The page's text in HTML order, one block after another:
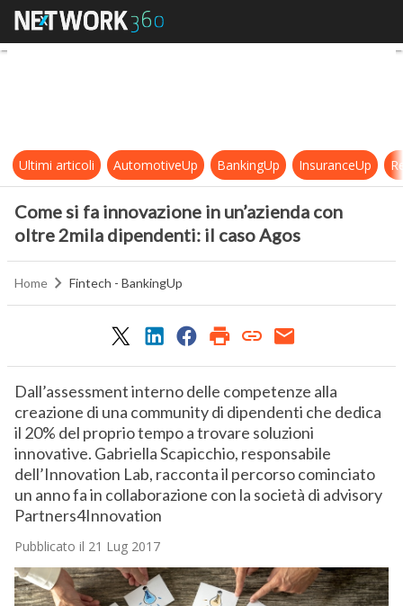
Come si fa innovazione in
Ultimi articoli AutomotiveUp BankingUp InsuranceUp
Come si fa innovazione in un’azienda con
oltre 2mila dipendenti: il caso Agos
Home Fintech - BankingUp
Dall’assessment interno delle competenze alla
creazione di una community di dipendenti che dedica
il 20% del proprio tempo a trovare soluzioni
innovative. Gabriella Scapicchio, responsabile
dell’Innovation Lab, racconta il percorso cominciato
un anno fa in collaborazione con la società di advisory
Partners4Innovation
Pubblicato il 21 Lug 2017